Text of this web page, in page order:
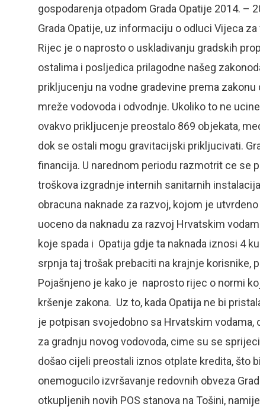
gospodarenja otpadom Grada Opatije 2014. –
Grada Opatije, uz informaciju o odluci Vijeca
Rijec je o naprosto o uskladivanju gradskih
ostalima i posljedica prilagodne našeg
prikljucenju na vodne gradevine prema
mreže vodovoda i odvodnje. Ukoliko to ne
ovakvo prikljucenje preostalo 869 objekata,
dok se ostali mogu gravitacijski prikljucivati.
financija. U narednom periodu razmotrit ce se
troškova izgradnje internih sanitarnih
obracuna naknade za razvoj, kojom je
uoceno da naknadu za razvoj Hrvatskim
koje spada i Opatija gdje ta naknada iznosi 4
srpnja taj trošak prebaciti na krajnje korisnike,
Pojašnjeno je kako je naprosto rijec o normi
kršenje zakona. Uz to, kada Opatija ne bi
je potpisan svojedobno sa Hrvatskim
za gradnju novog vodovoda, cime su se
došao cijeli preostali iznos otplate kredita, što
onemogucilo izvršavanje redovnih obveza
otkupljenih novih POS stanova na Tošini,